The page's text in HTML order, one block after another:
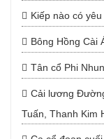
Kiếp nào có
Bông Hồng Cài
Tân cổ Phi
Cải lương
Tuấn, Thanh Kim